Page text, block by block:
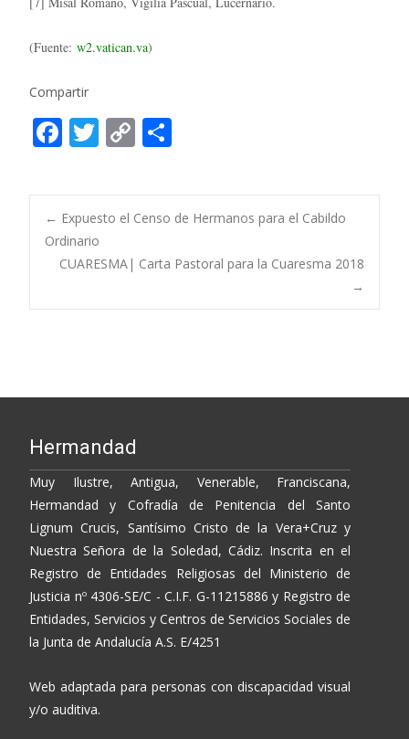
(Fuente: w2.vatican.va)
Compartir
F
e
b
o
o
k
T
itt
er
C
p
y
Li
n
k
m
p
ar
ti
r
Post
navigation
← Expuesto el Censo de Hermanos para el Cabildo
Ordinario
CUARESMA| Carta Pastoral para la Cuaresma 2018
→
Hermandad
Muy Ilustre, Antigua, Venerable, Franciscana,
Hermandad y Cofradía de Penitencia del Santo
Lignum Crucis, Santísimo Cristo de la Vera+Cruz y
Nuestra Señora de la Soledad, Cádiz. Inscrita en el
Registro de Entidades Religiosas del Ministerio de
Justicia nº 4306-SE/C - C.I.F. G-11215886 y Registro de
Entidades, Servicios y Centros de Servicios Sociales de
la Junta de Andalucía A.S. E/4251
Web adaptada para personas con discapacidad visual
y/o auditiva.